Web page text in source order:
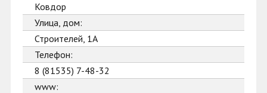
Ковдор
Улица, дом:
Строителей, 1А
Телефон:
8 (81535) 7-48-32
www: